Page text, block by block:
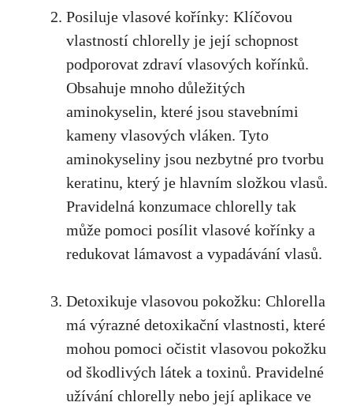
Posiluje vlasové kořínky: Klíčovou
vlastností chlorelly je její schopnost
podporovat zdraví vlasových kořínků.
Obsahuje mnoho důležitých
aminokyselin, které jsou stavebními
kameny vlasových vláken. Tyto
aminokyseliny jsou nezbytné pro tvorbu
keratinu, který je hlavním složkou vlasů.
Pravidelná konzumace chlorelly tak
může pomoci posílit vlasové kořínky a
redukovat lámavost a vypadávání vlasů.
Detoxikuje vlasovou pokožku: Chlorella
má výrazné detoxikační vlastnosti, které
mohou pomoci očistit vlasovou pokožku
od škodlivých látek a toxinů. Pravidelné
užívání chlorelly nebo její aplikace ve